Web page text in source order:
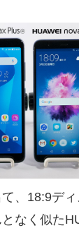
、18:9デ
なく似た